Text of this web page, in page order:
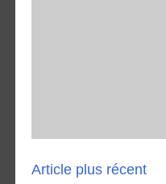
Article plus récent